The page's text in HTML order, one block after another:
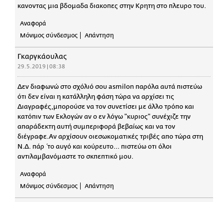
κανοντας μια βδομαδα διακοπες στην Κρητη στο πλευρο του.
Αναφορά
Μόνιμος σύνδεσμος
Απάντηση
Γκαργκάουλας
29.5.2019 | 08:38
Δεν διαφωνώ στο σχόλιό σου asmilon παρόλα αυτά πιστεύω
ότι δεν είναι η κατάλληλη φάση τώρα να αρχίσει τις
Διαγραφές,μπορούσε να τον συνετίσει με άλλο τρόπο και
κατόπιν των Εκλογών αν ο εν λόγω "κυριος" συνέχιζε την
απαράδεκτη αυτή συμπεριφορά βεβαίως και να τον
διέγραφε.Αν αρχίσουν οιεσωκοματικές τριβές απο τώρα στη
Ν.Δ. πάρ΄το αυγό και κούρευτο... πιστεύω οτι όλοι
αντιλαμβανόμαστε το σκπεπτικό μου.
Αναφορά
Μόνιμος σύνδεσμος
Απάντηση